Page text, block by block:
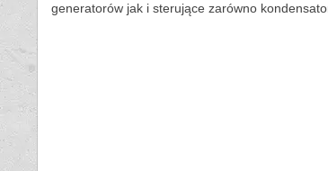
generatorów jak i sterujące zarówno